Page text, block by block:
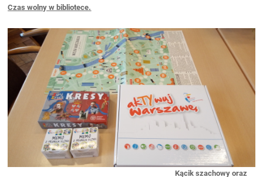
Czas wolny w bibliotece.
Kącik szachowy oraz